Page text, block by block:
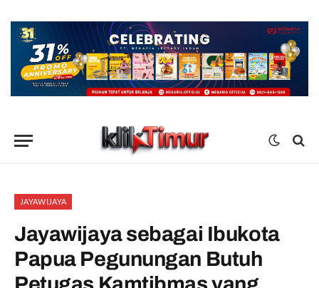
JAYAWIJAYA
Jayawijaya sebagai Ibukota
Papua Pegunungan Butuh